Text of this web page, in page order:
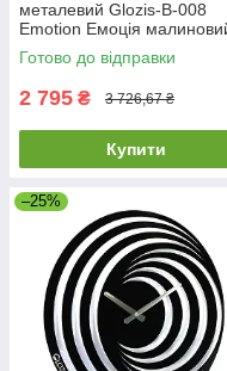
металевий Glozis-B-008
Emotion Емоція
бузковий (50 см) [Метал,
Відкритий,
Готово до відправки
2 795 ₴ 3 726,67 ₴
Купити
–25%